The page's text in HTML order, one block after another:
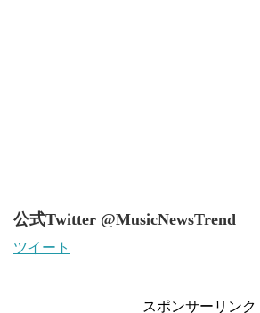
公式Twitter @MusicNewsTrend
ツイート
スポンサーリンク